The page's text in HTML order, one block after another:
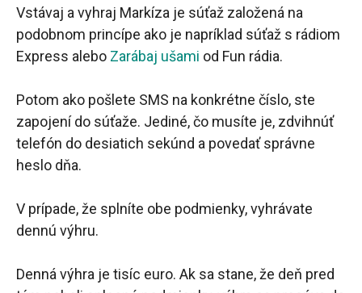
Vstávaj a vyhraj Markíza je súťaž založená na
podobnom princípe ako je napríklad súťaž s rádiom
Express alebo Zarábaj ušami od Fun rádia.
Potom ako pošlete SMS na konkrétne číslo, ste
zapojení do súťaže. Jediné, čo musíte je, zdvihnúť
telefón do desiatich sekúnd a povedať správne
heslo dňa.
V prípade, že splníte obe podmienky, vyhrávate
dennú výhru.
Denná výhra je tisíc euro. Ak sa stane, že deň pred